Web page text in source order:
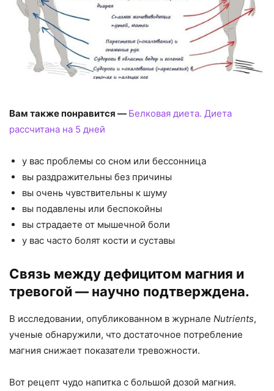
Вам также понравится — Белковая диета. Диета
рассчитана на 5 дней
у вас проблемы со сном или бессонница
вы раздражительны без причины
вы очень чувствительны к шуму
вы подавлены или беспокойны
вы страдаете от мышечной боли
у вас часто болят кости и суставы
Связь между дефицитом магния и
тревогой — научно подтверждена.
В исследовании, опубликованном в журнале Nutrients,
ученые обнаружили, что достаточное потребление
магния снижает показатели тревожности.
Вот рецепт чудо напитка с большой дозой магния.